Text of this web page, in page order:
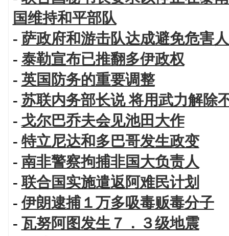
国维持和平部队
- 萨政府和游击队达成避免危害
- 泰勒宣布已推翻多伊政权
- 英国防务的重要调整
- 苏联内务部长说 将用武力解除
- 戈尔巴乔夫会见池田大作
- 特立尼达和多巴哥发生政变
- 南非警察拘捕非国大负责人
-联合国实施遣返阿难民计划
-伊朗逮捕１万多吸毒贩毒分子
- 瓦努阿图发生７．３级地震